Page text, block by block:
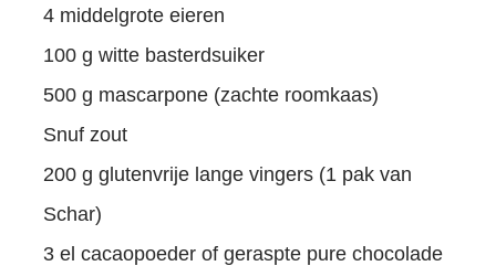
4 middelgrote eieren
100 g witte basterdsuiker
500 g mascarpone (zachte roomkaas)
Snuf zout
200 g glutenvrije lange vingers (1 pak van
Schar)
3 el cacaopoeder of geraspte pure chocolade